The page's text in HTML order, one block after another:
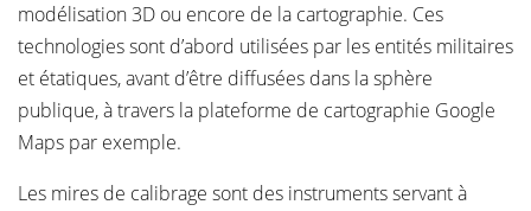
modélisation 3D ou encore de la cartographie. Ces
technologies sont d’abord utilisées par les entités militaires
et étatiques, avant d’être diffusées dans la sphère
publique, à travers la plateforme de cartographie Google
Maps par exemple.
Les mires de calibrage sont des instruments servant à